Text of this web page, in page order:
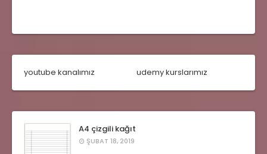
youtube kanalımız udemy kurslarımız
A4 çizgili kağıt
ŞUBAT 18, 2019